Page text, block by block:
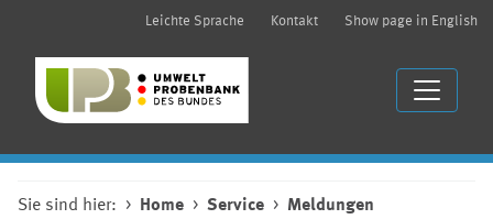
Leichte Sprache Kontakt Show page in English
Sie sind hier: Home Service
Meldungen